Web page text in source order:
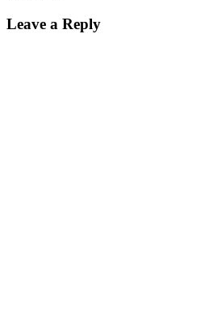
Leave a Reply